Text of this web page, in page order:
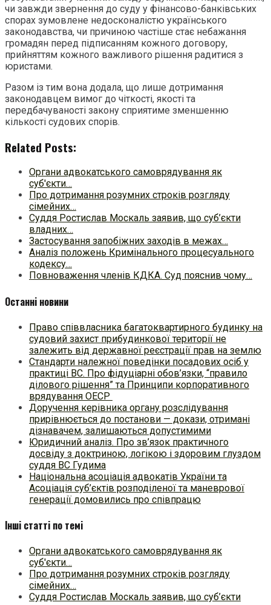
чи завжди звернення до суду у фінансово-банківських
спорах зумовлене недосконалістю українського
законодавства, чи причиною частіше стає небажання
громадян перед підписанням кожного договору,
прийняттям кожного важливого рішення радитися з
юристами.
Разом із тим вона додала, що лише дотримання
законодавцем вимог до чіткості, якості та
передбачуваності закону сприятиме зменшенню
кількості судових спорів.
Related Posts:
Органи адвокатського самоврядування як
суб'єкти…
Про дотримання розумних строків розгляду
сімейних…
Суддя Ростислав Москаль заявив, що суб’єкти
владних…
Застосування запобіжних заходів в межах…
Аналіз положень Кримінального процесуального
кодексу…
Повноваження членів КДКА. Суд пояснив чому…
Останні новини
Право співвласника багатоквартирного будинку на
судовий захист прибудинкової території не
залежить від державної реєстрації прав на землю
Стандарти належної поведінки посадових осіб у
практиці ВC. Про фідуціарні обов’язки, “правило
ділового рішення” та Принципи корпоративного
врядування ОЕСР
Доручення керівника органу розслідування
прирівнюється до постанови — докази, отримані
дізнавачем, залишаються допустимими
Юридичний аналіз. Про зв’язок практичного
досвіду з доктриною, логікою і здоровим глуздом
суддя ВС Гудима
Національна асоціація адвокатів України та
Асоціація суб’єктів розподіленої та маневрової
генерації домовились про співпрацю
Інші статті по темі
Органи адвокатського самоврядування як
суб'єкти…
Про дотримання розумних строків розгляду
сімейних…
Суддя Ростислав Москаль заявив, що суб’єкти